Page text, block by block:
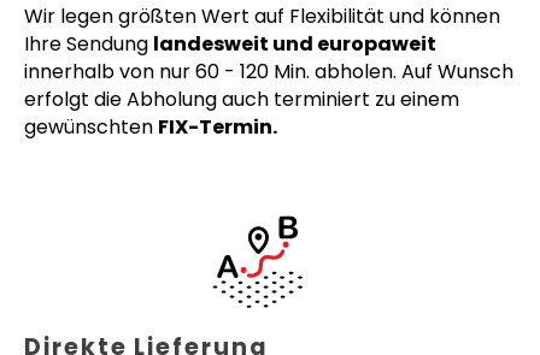
Wir legen größten Wert auf Flexibilität und können
Ihre Sendung landesweit und europaweit
innerhalb von nur 60 - 120 Min. abholen. Auf Wunsch
erfolgt die Abholung auch terminiert zu einem
gewünschten FIX-Termin.
Direkte Lieferung